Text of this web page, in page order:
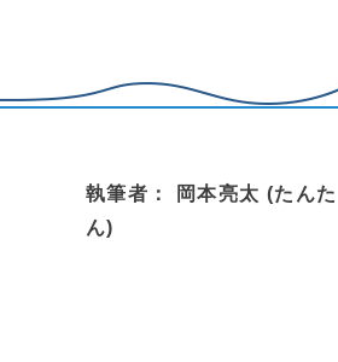
執筆者： 岡本亮太 (たんた
ん)